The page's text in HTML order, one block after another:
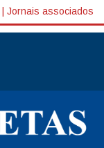
Jornais associados